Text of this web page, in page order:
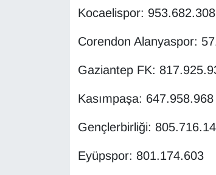
Kocaelispor: 953.682.308
Corendon Alanyaspor:
Gaziantep FK:
Kasımpaşa: 647.958.968
Gençlerbirliği:
Eyüpspor: 801.174.603
Sinema - TV
TEKNOLOJİ